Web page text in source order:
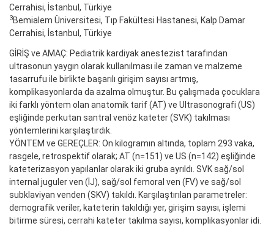
Cerrahisi, İstanbul, Türkiye
3Bemialem Üniversitesi, Tıp Fakültesi Hastanesi, Kalp Damar
Cerrahisi, İstanbul, Türkiye
GİRİŞ ve AMAÇ: Pediatrik kardiyak anestezist tarafından
ultrasonun yaygın olarak kullanılması ile zaman ve malzeme
tasarrufu ile birlikte başarılı girişim sayısı artmış,
komplikasyonlarda da azalma olmuştur. Bu çalışmada çocuklara
iki farklı yöntem olan anatomik tarif (AT) ve Ultrasonografi (US)
eşliğinde perkutan santral venöz kateter (SVK) takılması
yöntemlerini karşılaştırdık.
YÖNTEM ve GEREÇLER: On kilogramın altında, toplam 293 vaka,
rasgele, retrospektif olarak; AT (n=151) ve US (n=142) eşliğinde
kateterizasyon yapılanlar olarak iki gruba ayrıldı. SVK sağ/sol
internal juguler ven (İJ), sağ/sol femoral ven (FV) ve sağ/sol
subklaviyan venden (SKV) takıldı. Karşılaştırılan parametreler:
demografik veriler, kateterin takıldığı yer, girişim sayısı, işlemi
bitirme süresi, cerrahi kateter takılma sayısı, komplikasyonlar idi.